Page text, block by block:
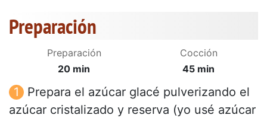
Preparación
Preparación
20 min
Cocción
45 min
Prepara el azúcar glacé pulverizando el
azúcar cristalizado y reserva (yo usé azúcar